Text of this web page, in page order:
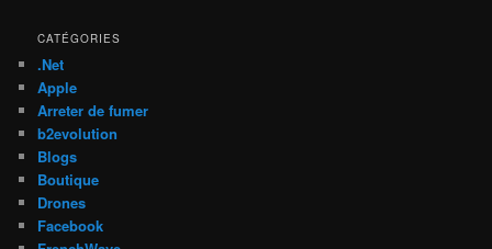
CATÉGORIES
.Net
Apple
Arreter de fumer
b2evolution
Blogs
Boutique
Drones
Facebook